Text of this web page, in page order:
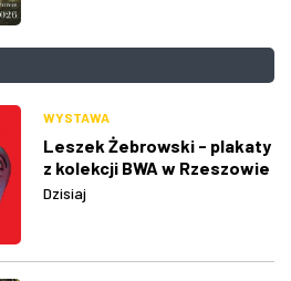
WYSTAWA
Leszek Żebrowski - plakaty
z kolekcji BWA w Rzeszowie
Dzisiaj